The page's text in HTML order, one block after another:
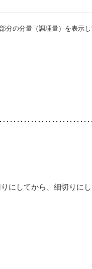
分の分量（調理量）を表示
にしてから、細切りに